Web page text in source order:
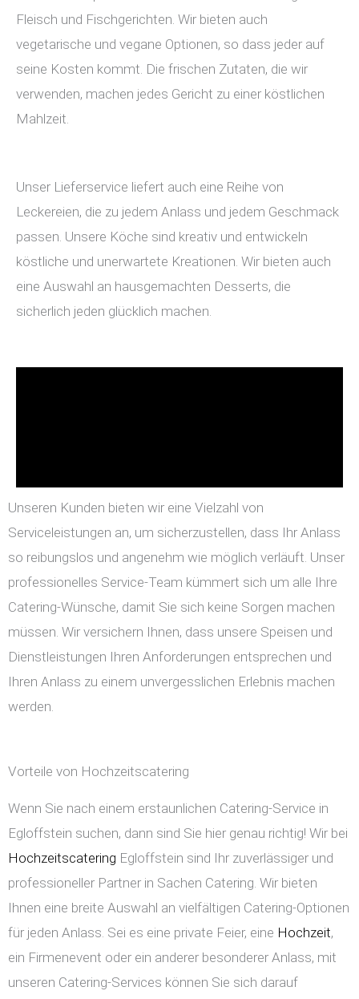
Fleisch und Fischgerichten. Wir bieten auch
vegetarische und vegane Optionen, so dass jeder auf
seine Kosten kommt. Die frischen Zutaten, die wir
verwenden, machen jedes Gericht zu einer köstlichen
Mahlzeit.
Unser Lieferservice liefert auch eine Reihe von
Leckereien, die zu jedem Anlass und jedem Geschmack
passen. Unsere Köche sind kreativ und entwickeln
köstliche und unerwartete Kreationen. Wir bieten auch
eine Auswahl an hausgemachten Desserts, die
sicherlich jeden glücklich machen.
Unseren Kunden bieten wir eine Vielzahl von
Serviceleistungen an, um sicherzustellen, dass Ihr Anlass
so reibungslos und angenehm wie möglich verläuft. Unser
professionelles Service-Team kümmert sich um alle Ihre
Catering-Wünsche, damit Sie sich keine Sorgen machen
müssen. Wir versichern Ihnen, dass unsere Speisen und
Dienstleistungen Ihren Anforderungen entsprechen und
Ihren Anlass zu einem unvergesslichen Erlebnis machen
werden.
Vorteile von Hochzeitscatering
Wenn Sie nach einem erstaunlichen Catering-Service in
Egloffstein suchen, dann sind Sie hier genau richtig! Wir bei
Hochzeitscatering Egloffstein sind Ihr zuverlässiger und
professioneller Partner in Sachen Catering. Wir bieten
Ihnen eine breite Auswahl an vielfältigen Catering-Optionen
für jeden Anlass. Sei es eine private Feier, eine Hochzeit,
ein Firmenevent oder ein anderer besonderer Anlass, mit
unseren Catering-Services können Sie sich darauf